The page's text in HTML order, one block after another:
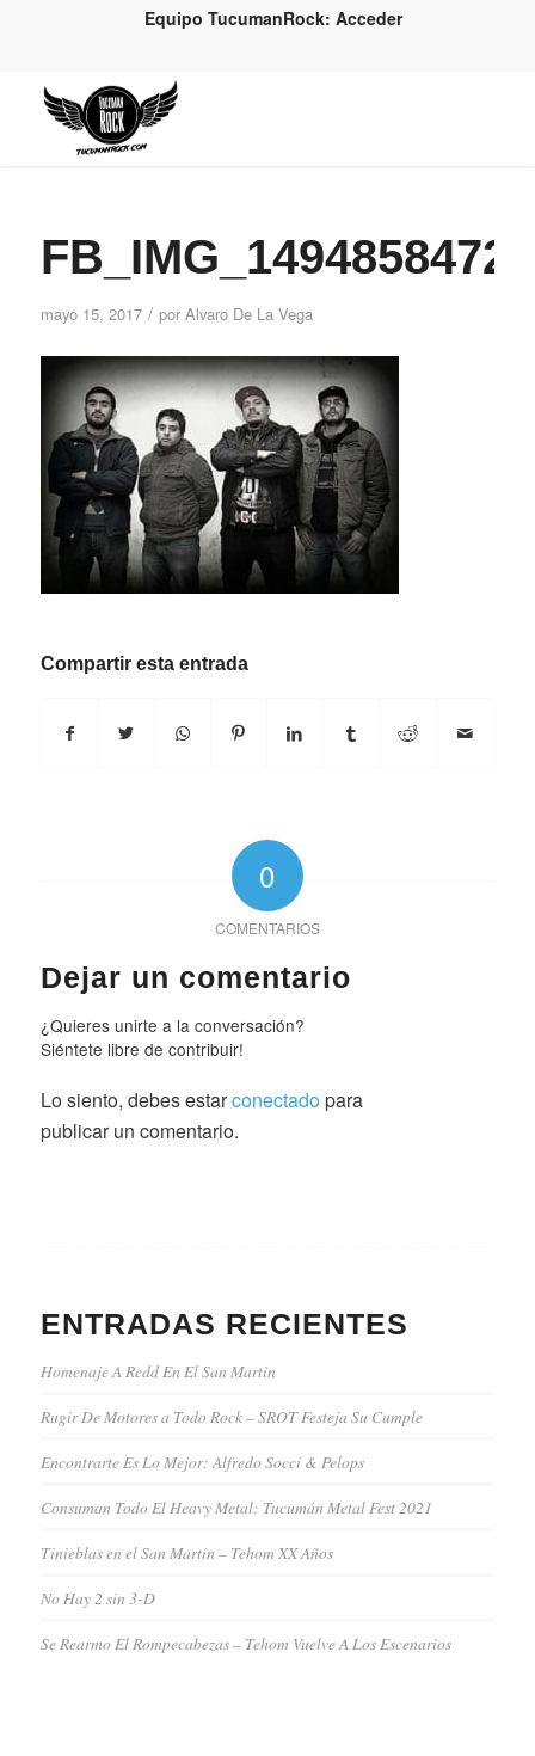
Equipo TucumanRock: Acceder
mayo 15, 2017 / por Alvaro De La Vega
Compartir esta entrada
0
COMENTARIOS
Dejar un comentario
¿Quieres unirte a la conversación?
Siéntete libre de contribuir!
Lo siento, debes estarconectadopara
publicar un comentario.
ENTRADAS RECIENTES
Homenaje A Redd En El San Martin
Rugir De Motores a Todo Rock – SROT Festeja Su Cumple
Encontrarte Es Lo Mejor: Alfredo Socci & Pelops
Consuman Todo El Heavy Metal: Tucumán Metal Fest 2021
Tinieblas en el San Martín – Tehom XX Años
No Hay 2 sin 3-D
Se Rearmo El Rompecabezas – Tehom Vuelve A Los Escenarios